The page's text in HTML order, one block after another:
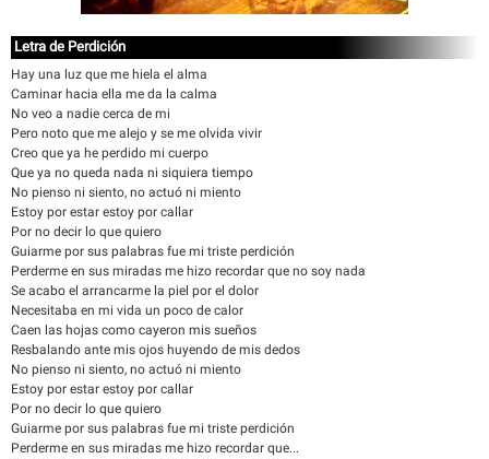
Letra de Perdición
Hay una luz que me hiela el alma
Caminar hacia ella me da la calma
No veo a nadie cerca de mi
Pero noto que me alejo y se me olvida vivir
Creo que ya he perdido mi cuerpo
Que ya no queda nada ni siquiera tiempo
No pienso ni siento, no actuó ni miento
Estoy por estar estoy por callar
Por no decir lo que quiero
Guiarme por sus palabras fue mi triste perdición
Perderme en sus miradas me hizo recordar que no soy nada
Se acabo el arrancarme la piel por el dolor
Necesitaba en mi vida un poco de calor
Caen las hojas como cayeron mis sueños
Resbalando ante mis ojos huyendo de mis dedos
No pienso ni siento, no actuó ni miento
Estoy por estar estoy por callar
Por no decir lo que quiero
Guiarme por sus palabras fue mi triste perdición
Perderme en sus miradas me hizo recordar que...